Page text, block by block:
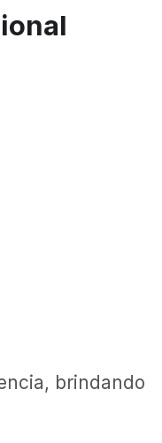
brindando